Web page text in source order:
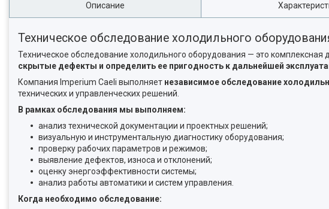
Описание
Техническое обследование холодильного
Техническое обследование холодильного оборудования — это комплексная
скрытые дефекты и определить ее пригодность к дальнейшей
Компания Imperium Caeli выполняет независимое обследование
технических и управленческих решений.
В рамках обследования мы выполняем:
анализ технической документации и проектных решений;
визуальную и инструментальную диагностику оборудования;
проверку рабочих параметров и режимов;
выявление дефектов, износа и отклонений;
оценку энергоэффективности системы;
анализ работы автоматики и систем управления.
Когда необходимо обследование: